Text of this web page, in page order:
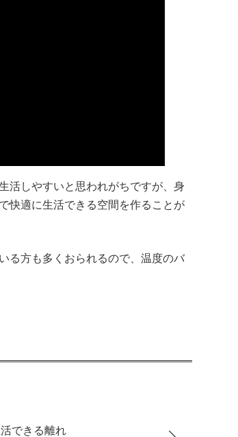
活しやすいと思われがちですが、身
快適に生活できる空間を作ることが
る方も多くおられるので、温度のバ
できる離れ